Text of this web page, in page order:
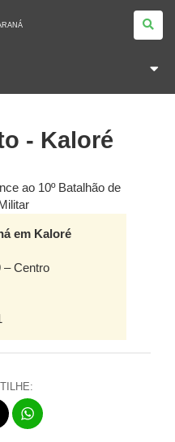
- Kaloré
ao 10º Batalhão de
em Kaloré
– Centro